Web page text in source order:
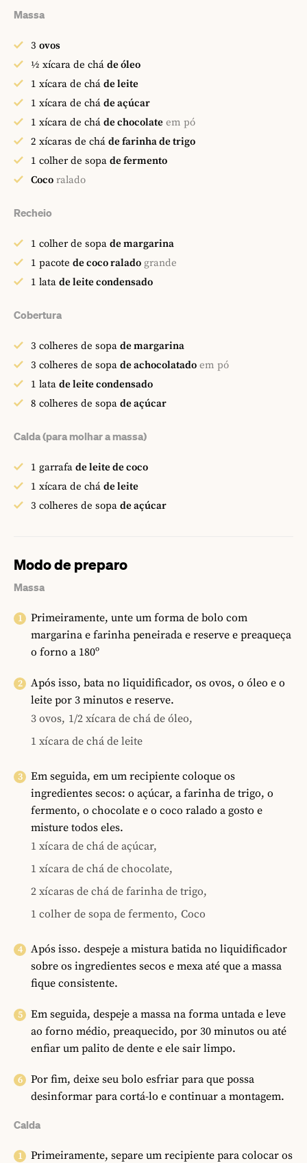
Massa
3 ovos
½ xícara de chá de óleo
1 xícara de chá de leite
1 xícara de chá de açúcar
1 xícara de chá de chocolate em pó
2 xícaras de chá de farinha de trigo
1 colher de sopa de fermento
Coco ralado
Recheio
1 colher de sopa de margarina
1 pacote de coco ralado grande
1 lata de leite condensado
Cobertura
3 colheres de sopa de margarina
3 colheres de sopa de achocolatado em pó
1 lata de leite condensado
8 colheres de sopa de açúcar
Calda (para molhar a massa)
1 garrafa de leite de coco
1 xícara de chá de leite
3 colheres de sopa de açúcar
Modo de preparo
Massa
Primeiramente, unte um forma de bolo com
margarina e farinha peneirada e reserve e preaqueça
o forno a 180º
Após isso, bata no liquidificador, os ovos, o óleo e o
leite por 3 minutos e reserve.
3 ovos, 1/2 xícara de chá de óleo,
1 xícara de chá de leite
Em seguida, em um recipiente coloque os
ingredientes secos: o açúcar, a farinha de trigo, o
fermento, o chocolate e o coco ralado a gosto e
misture todos eles.
1 xícara de chá de açúcar,
1 xícara de chá de chocolate,
2 xícaras de chá de farinha de trigo,
1 colher de sopa de fermento, Coco
Após isso. despeje a mistura batida no liquidificador
sobre os ingredientes secos e mexa até que a massa
fique consistente.
Em seguida, despeje a massa na forma untada e leve
ao forno médio, preaquecido, por 30 minutos ou até
enfiar um palito de dente e ele sair limpo.
Por fim, deixe seu bolo esfriar para que possa
desinformar para cortá-lo e continuar a montagem.
Calda
Primeiramente, separe um recipiente para colocar os